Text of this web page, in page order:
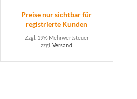
Preise nur sichtbar für
registrierte Kunden
Zzgl. 19% Mehrwertsteuer
zzgl.Versand